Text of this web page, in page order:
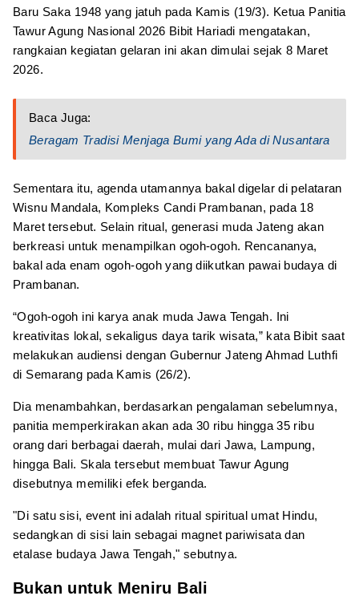
Baru Saka 1948 yang jatuh pada Kamis (19/3). Ketua Panitia
Tawur Agung Nasional 2026 Bibit Hariadi mengatakan,
rangkaian kegiatan gelaran ini akan dimulai sejak 8 Maret
2026.
Baca Juga:
Beragam Tradisi Menjaga Bumi yang Ada di Nusantara
Sementara itu, agenda utamannya bakal digelar di pelataran
Wisnu Mandala, Kompleks Candi Prambanan, pada 18
Maret tersebut. Selain ritual, generasi muda Jateng akan
berkreasi untuk menampilkan ogoh-ogoh. Rencananya,
bakal ada enam ogoh-ogoh yang diikutkan pawai budaya di
Prambanan.
“Ogoh-ogoh ini karya anak muda Jawa Tengah. Ini
kreativitas lokal, sekaligus daya tarik wisata,” kata Bibit saat
melakukan audiensi dengan Gubernur Jateng Ahmad Luthfi
di Semarang pada Kamis (26/2).
Dia menambahkan, berdasarkan pengalaman sebelumnya,
panitia memperkirakan akan ada 30 ribu hingga 35 ribu
orang dari berbagai daerah, mulai dari Jawa, Lampung,
hingga Bali. Skala tersebut membuat Tawur Agung
disebutnya memiliki efek berganda.
"Di satu sisi, event ini adalah ritual spiritual umat Hindu,
sedangkan di sisi lain sebagai magnet pariwisata dan
etalase budaya Jawa Tengah," sebutnya.
Bukan untuk Meniru Bali